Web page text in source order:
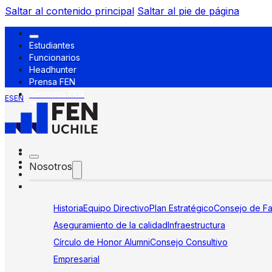
Saltar al contenido principal Saltar al pie de página
Estudiantes
Funcionarios
Headhunter
Prensa FEN
ESEN
Nosotros
HistoriaEquipo DirectivoPlan EstratégicoConsejo de
Aseguramiento de la calidadInfraestructura
Círculo de Honor AlumniConsejo Consultivo
Empresarial